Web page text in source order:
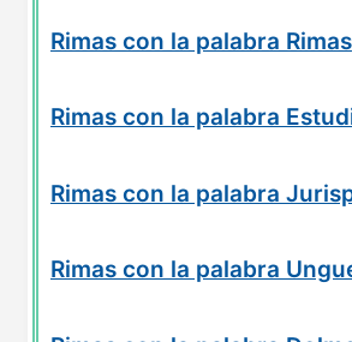
Rimas con la palabra Rimas
Rimas con la palabra
Rimas con la palabra
Rimas con la palabra